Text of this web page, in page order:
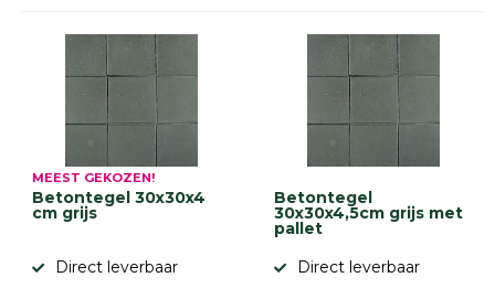
Muurelementen
Opsluitbanden
Betonbanden
Stapelblokken
MEEST GEKOZEN!
Betontegel 30x30x4
cm grijs
Direct leverbaar
Betontegel
30x30x4,5cm grijs met
pallet
Direct leverbaar